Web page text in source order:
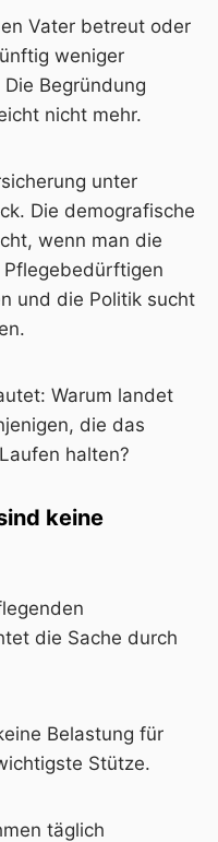
Vater betreut oder
weniger
Begründung
nicht mehr.
unter
Die demografische
wenn man die
und die Politik sucht
Warum landet
die das
halten?
keine
die Sache durch
Belastung für
Stütze.
täglich